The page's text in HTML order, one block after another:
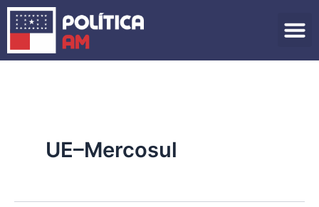
para
conteúdo
UE–Mercosul